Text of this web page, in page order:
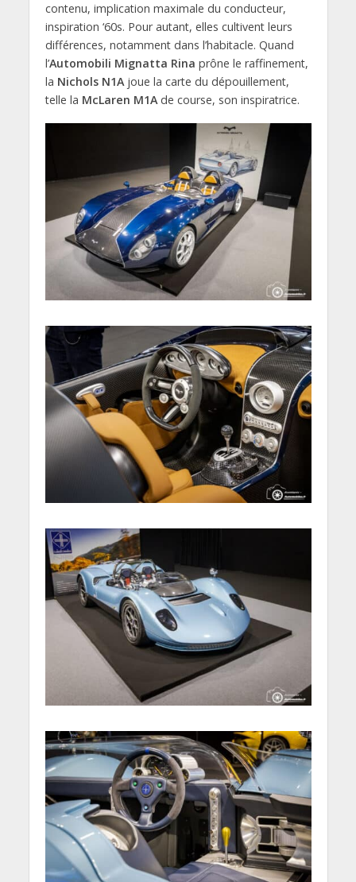
contenu, implication maximale du conducteur,
inspiration ‘60s. Pour autant, elles cultivent leurs
différences, notamment dans l’habitacle. Quand
l’Automobili Mignatta Rina prône le raffinement,
la Nichols N1Ajoue la carte du dépouillement,
telle la McLaren M1Ade course, son inspiratrice.